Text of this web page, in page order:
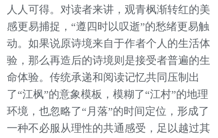
人人可得。对读者来讲，观青枫渐转红的美
感更易捕捉，“遵四时以叹逝”的愁绪更易触
动。如果说原诗境来自于作者个人的生活体
验，那么再造后的诗境则是接受者普遍的生
命体验。传统承递和阅读记忆共同压制出
了“江枫”的意象模板，模糊了“江村”的地理
环境，也忽略了“月落”的时间定位，形成了
一种不必服从理性的共通感受，足以越过其